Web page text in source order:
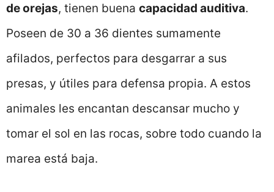
de orejas, tienen buena capacidad auditiva.
Poseen de 30 a 36 dientes sumamente
afilados, perfectos para desgarrar a sus
presas, y útiles para defensa propia. A estos
animales les encantan descansar mucho y
tomar el sol en las rocas, sobre todo cuando la
marea está baja.